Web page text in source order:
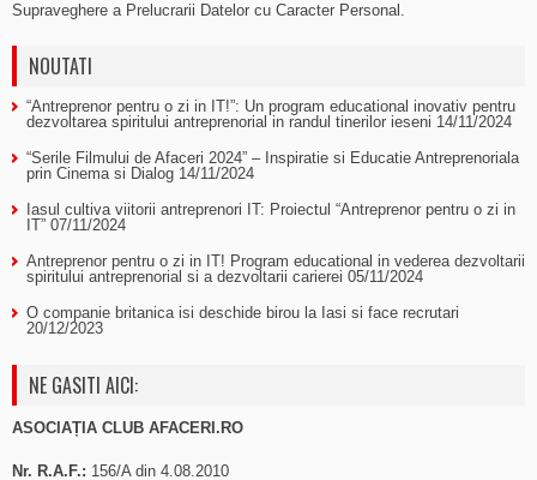
Supraveghere a Prelucrarii Datelor cu Caracter Personal.
NOUTATI
“Antreprenor pentru o zi in IT!”: Un program educational inovativ pentru
dezvoltarea spiritului antreprenorial in randul tinerilor ieseni 14/11/2024
“Serile Filmului de Afaceri 2024” – Inspiratie si Educatie Antreprenoriala
prin Cinema si Dialog 14/11/2024
Iasul cultiva viitorii antreprenori IT: Proiectul “Antreprenor pentru o zi in
IT” 07/11/2024
Antreprenor pentru o zi in IT! Program educational in vederea dezvoltarii
spiritului antreprenorial si a dezvoltarii carierei 05/11/2024
O companie britanica isi deschide birou la Iasi si face recrutari
20/12/2023
NE GASITI AICI:
ASOCIAȚIA CLUB AFACERI.RO
Nr. R.A.F.: 156/A din 4.08.2010